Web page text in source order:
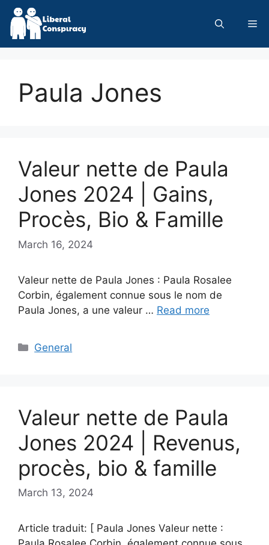
Skip
content
Paula Jones
Valeur nette de Paula
Jones 2024 | Gains,
Procès, Bio & Famille
March 16, 2024
Valeur nette de Paula Jones : Paula Rosalee
Corbin, également connue sous le nom de
Paula Jones, a une valeur … Read more
Categories
General
Valeur nette de Paula
Jones 2024 | Revenus,
procès, bio & famille
March 13, 2024
Article traduit: [ Paula Jones Valeur nette :